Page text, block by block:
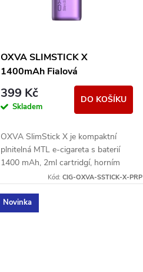
OXVA SLIMSTICK X
1400mAh Fialová
399 Kč
Skladem
DO KOŠÍKU
OXVA SlimStick X je kompaktní
plnitelná MTL e-cigareta s baterií
1400 mAh, 2ml cartridgí, horním
plněním a jednoduchým ovládáním.
Kód:CIG-OXVA-SSTICK-X-PRP
Novinka